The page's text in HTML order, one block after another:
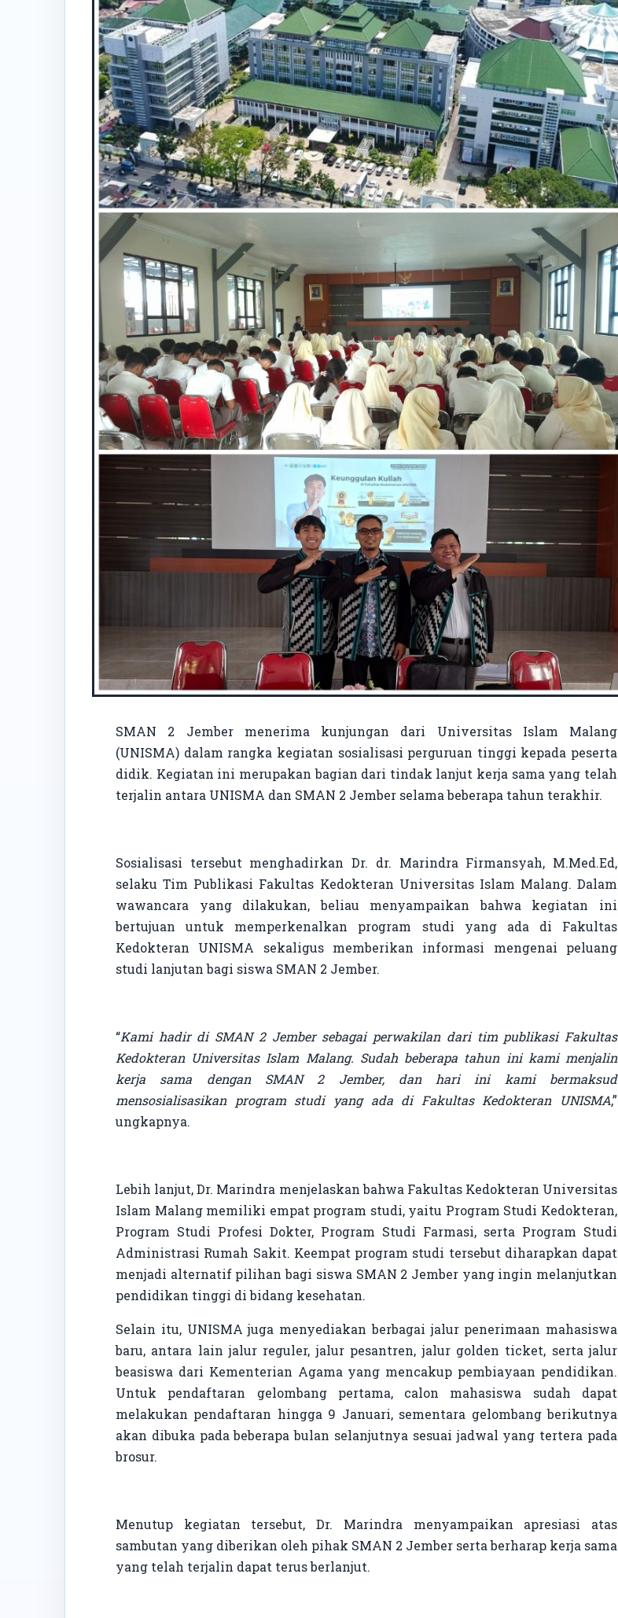
SMAN 2 Jember menerima kunjungan dari Universitas Islam Malang
(UNISMA) dalam rangka kegiatan sosialisasi perguruan tinggi kepada peserta
didik. Kegiatan ini merupakan bagian dari tindak lanjut kerja sama yang telah
terjalin antara UNISMA dan SMAN 2 Jember selama beberapa tahun terakhir.
Sosialisasi tersebut menghadirkan Dr. dr. Marindra Firmansyah, M.Med.Ed,
selaku Tim Publikasi Fakultas Kedokteran Universitas Islam Malang. Dalam
wawancara yang dilakukan, beliau menyampaikan bahwa kegiatan ini
bertujuan untuk memperkenalkan program studi yang ada di Fakultas
Kedokteran UNISMA sekaligus memberikan informasi mengenai peluang
studi lanjutan bagi siswa SMAN 2 Jember.
“Kami hadir di SMAN 2 Jember sebagai perwakilan dari tim publikasi Fakultas
Kedokteran Universitas Islam Malang. Sudah beberapa tahun ini kami menjalin
kerja sama dengan SMAN 2 Jember, dan hari ini kami bermaksud
mensosialisasikan program studi yang ada di Fakultas Kedokteran UNISMA,”
ungkapnya.
Lebih lanjut, Dr. Marindra menjelaskan bahwa Fakultas Kedokteran Universitas
Islam Malang memiliki empat program studi, yaitu Program Studi Kedokteran,
Program Studi Profesi Dokter, Program Studi Farmasi, serta Program Studi
Administrasi Rumah Sakit. Keempat program studi tersebut diharapkan dapat
menjadi alternatif pilihan bagi siswa SMAN 2 Jember yang ingin melanjutkan
pendidikan tinggi di bidang kesehatan.
Selain itu, UNISMA juga menyediakan berbagai jalur penerimaan mahasiswa
baru, antara lain jalur reguler, jalur pesantren, jalur golden ticket, serta jalur
beasiswa dari Kementerian Agama yang mencakup pembiayaan pendidikan.
Untuk pendaftaran gelombang pertama, calon mahasiswa sudah dapat
melakukan pendaftaran hingga 9 Januari, sementara gelombang berikutnya
akan dibuka pada beberapa bulan selanjutnya sesuai jadwal yang tertera pada
brosur.
Menutup kegiatan tersebut, Dr. Marindra menyampaikan apresiasi atas
sambutan yang diberikan oleh pihak SMAN 2 Jember serta berharap kerja sama
yang telah terjalin dapat terus berlanjut.